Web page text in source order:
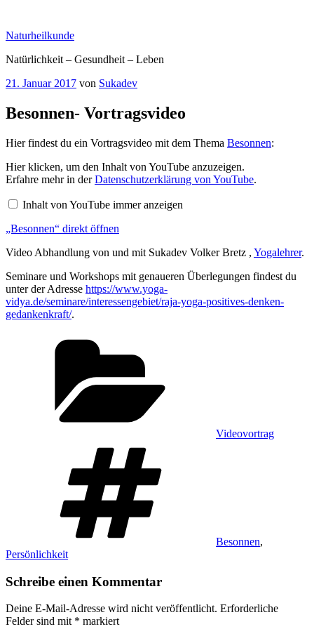
springen
Naturheilkunde
Natürlichkeit – Gesundheit – Leben
Veröffentlicht
21. Januar 2017 von Sukadev
Besonnen- Vortragsvideo
Hier findest du ein Vortragsvideo mit dem Thema Besonnen:
„Besonnen“
von
YouTube
Hier klicken, um den Inhalt von YouTube anzuzeigen.
Erfahre mehr in derDatenschutzerklärung von YouTube.
Inhalt von YouTube immer anzeigen
„Besonnen“ direkt öffnen
Video Abhandlung von und mit Sukadev Volker Bretz , Yogalehrer.
Seminare und Workshops mit genaueren Überlegungen findest du
unter der Adresse https://www.yoga-
vidya.de/seminare/interessengebiet/raja-yoga-positives-denken-
gedankenkraft/.
Videovortrag
Besonnen,
Persönlichkeit
Schreibe einen Kommentar
Deine E-Mail-Adresse wird nicht veröffentlicht. Erforderliche
Felder sind mit * markiert